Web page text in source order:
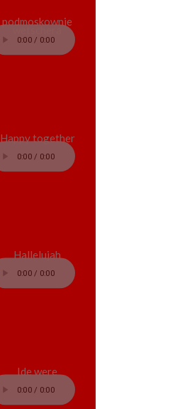
podmoskownie
Happy together
Hallelujah
Ide were